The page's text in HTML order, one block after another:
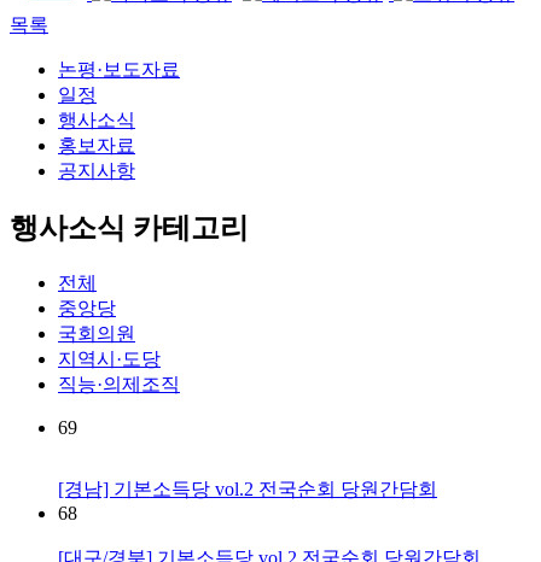
목록
논평·보도자료
일정
행사소식
홍보자료
공지사항
행사소식 카테고리
전체
중앙당
국회의원
지역시·도당
직능·의제조직
69
[경남] 기본소득당 vol.2 전국순회 당원간담회
68